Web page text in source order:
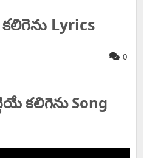
Lyrics
0
కలిగెను Song